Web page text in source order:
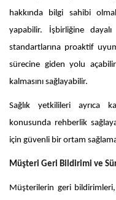
hakkında bilgi sahibi
yapabilir. İşbirliğine
standartlarına proaktif
sürecine giden yolu
kalmasını sağlayabilir.
Sağlık yetkilileri ayrıca
konusunda rehberlik
için güvenli bir ortam
Müşteri Geri Bildirimi ve
Müşterilerin geri